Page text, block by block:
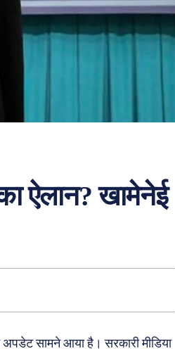
ऐलान? खामेनेई
सामने आया है। सरकारी मीडिया